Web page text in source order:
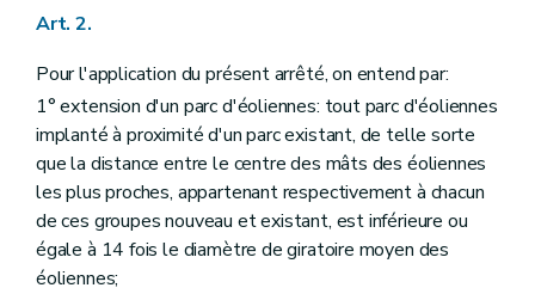
Art. 2.
Pour l'application du présent arrêté, on entend par:
1° extension d'un parc d'éoliennes: tout parc d'éoliennes
implanté à proximité d'un parc existant, de telle sorte
que la distance entre le centre des mâts des éoliennes
les plus proches, appartenant respectivement à chacun
de ces groupes nouveau et existant, est inférieure ou
égale à 14 fois le diamètre de giratoire moyen des
éoliennes;